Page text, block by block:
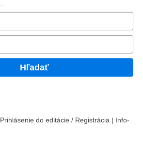
Hľadať
Prihlásenie do editácie / Registrácia | Info-